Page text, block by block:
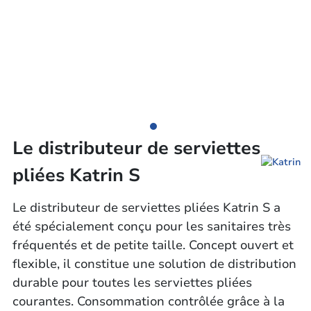
Le distributeur de serviettes
pliées Katrin S
Le distributeur de serviettes pliées Katrin S a
été spécialement conçu pour les sanitaires très
fréquentés et de petite taille. Concept ouvert et
flexible, il constitue une solution de distribution
durable pour toutes les serviettes pliées
courantes. Consommation contrôlée grâce à la